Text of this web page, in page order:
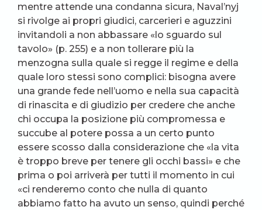
mentre attende una condanna sicura, Naval’nyj
si rivolge ai propri giudici, carcerieri e aguzzini
invitandoli a non abbassare «lo sguardo sul
tavolo» (p. 255) e a non tollerare più la
menzogna sulla quale si regge il regime e della
quale loro stessi sono complici: bisogna avere
una grande fede nell’uomo e nella sua capacità
di rinascita e di giudizio per credere che anche
chi occupa la posizione più compromessa e
succube al potere possa a un certo punto
essere scosso dalla considerazione che «la vita
è troppo breve per tenere gli occhi bassi» e che
prima o poi arriverà per tutti il momento in cui
«ci renderemo conto che nulla di quanto
abbiamo fatto ha avuto un senso, quindi perché